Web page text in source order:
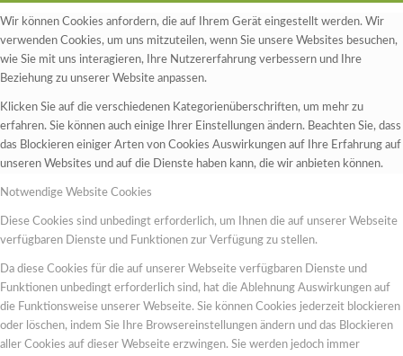
Wir können Cookies anfordern, die auf Ihrem Gerät eingestellt werden. Wir
verwenden Cookies, um uns mitzuteilen, wenn Sie unsere Websites besuchen,
wie Sie mit uns interagieren, Ihre Nutzererfahrung verbessern und Ihre
Beziehung zu unserer Website anpassen.
Klicken Sie auf die verschiedenen Kategorienüberschriften, um mehr zu
erfahren. Sie können auch einige Ihrer Einstellungen ändern. Beachten Sie, dass
das Blockieren einiger Arten von Cookies Auswirkungen auf Ihre Erfahrung auf
unseren Websites und auf die Dienste haben kann, die wir anbieten können.
Notwendige Website Cookies
Diese Cookies sind unbedingt erforderlich, um Ihnen die auf unserer Webseite
verfügbaren Dienste und Funktionen zur Verfügung zu stellen.
Da diese Cookies für die auf unserer Webseite verfügbaren Dienste und
Funktionen unbedingt erforderlich sind, hat die Ablehnung Auswirkungen auf
die Funktionsweise unserer Webseite. Sie können Cookies jederzeit blockieren
oder löschen, indem Sie Ihre Browsereinstellungen ändern und das Blockieren
aller Cookies auf dieser Webseite erzwingen. Sie werden jedoch immer